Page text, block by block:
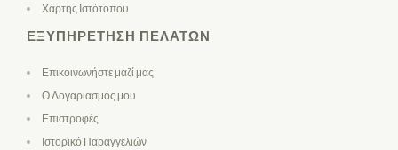
Χάρτης Ιστότοπου
ΕΞΥΠΗΡΈΤΗΣΗ ΠΕΛΑΤΏΝ
Επικοινωνήστε μαζί μας
Ο Λογαριασμός μου
Επιστροφές
Ιστορικό Παραγγελιών